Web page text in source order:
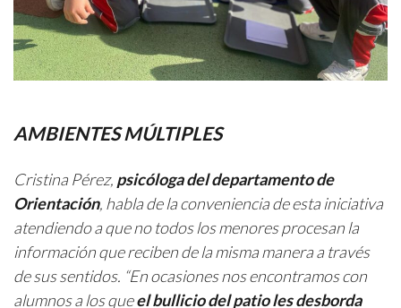
AMBIENTES MÚLTIPLES
Cristina Pérez, psicóloga del departamento de
Orientación, habla de la conveniencia de esta iniciativa
atendiendo a que no todos los menores procesan la
información que reciben de la misma manera a través
de sus sentidos. “En ocasiones nos encontramos con
alumnos a los queel bullicio del patio les desborda